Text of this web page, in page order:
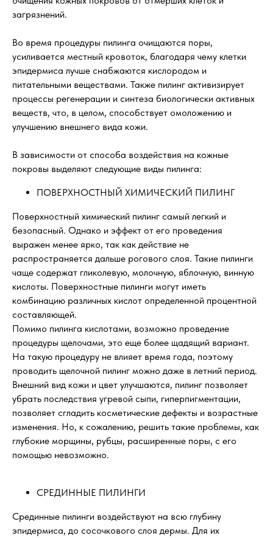
загрязнений.
Во время процедуры пилинга очищаются поры,
усиливается местный кровоток, благодаря чему клетки
эпидермиса лучше снабжаются кислородом и
питательными веществами. Также пилинг активизирует
процессы регенерации и синтеза биологически активных
веществ, что, в целом, способствует омоложению и
улучшению внешнего вида кожи.
В зависимости от способа воздействия на кожные
покровы выделяют следующие виды пилинга:
ПОВЕРХНОСТНЫЙ ХИМИЧЕСКИЙ ПИЛИНГ
Поверхностный химический пилинг самый легкий и
безопасный. Однако и эффект от его проведения
выражен менее ярко, так как действие не
распространяется дальше рогового слоя. Такие пилинги
чаще содержат гликолевую, молочную, яблочную, винную
кислоты. Поверхностные пилинги могут иметь
комбинацию различных кислот определенной процентной
составляющей.
Помимо пилинга кислотами, возможно проведение
процедуры щелочами, это еще более щадящий вариант.
На такую процедуру не влияет время года, поэтому
проводить щелочной пилинг можно даже в летний период.
Внешний вид кожи и цвет улучшаются, пилинг позволяет
убрать последствия угревой сыпи, гиперпигментации,
позволяет сгладить косметические дефекты и возрастные
изменения. Но, к сожалению, решить такие проблемы, как
глубокие морщины, рубцы, расширенные поры, с его
помощью невозможно.
СРЕДИННЫЕ ПИЛИНГИ
Срединные пилинги воздействуют на всю глубину
эпидермиса, до сосочкового слоя дермы. Для их